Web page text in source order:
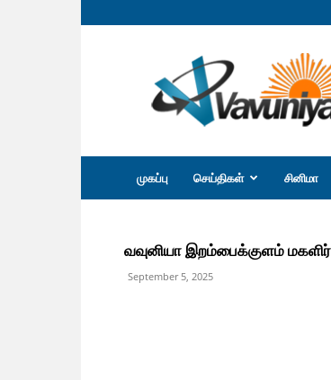
வவுனியா
நெற்
முகப்பு செய்திகள் சினிமா
வவுனியா இறம்பைக்குளம்
September 5, 2025